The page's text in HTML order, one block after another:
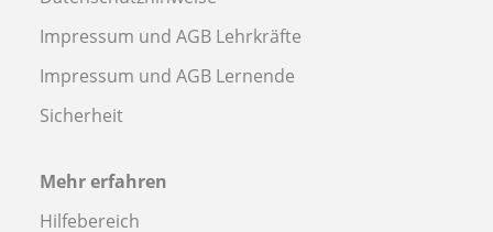
Impressum und AGB Lehrkräfte
Impressum und AGB Lernende
Sicherheit
Mehr erfahren
Hilfebereich